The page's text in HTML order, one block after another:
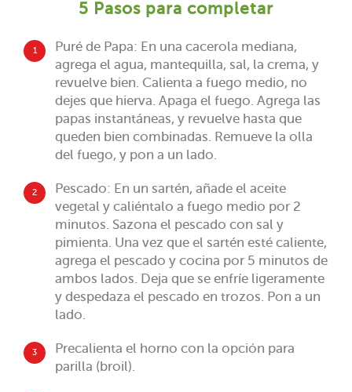
5 Pasos para completar
1
Puré de Papa: En una cacerola mediana,
agrega el agua, mantequilla, sal, la crema, y
revuelve bien. Calienta a fuego medio, no
dejes que hierva. Apaga el fuego. Agrega las
papas instantáneas, y revuelve hasta que
queden bien combinadas. Remueve la olla
del fuego, y pon a un lado.
2
Pescado: En un sartén, añade el aceite
vegetal y caliéntalo a fuego medio por 2
minutos. Sazona el pescado con sal y
pimienta. Una vez que el sartén esté caliente,
agrega el pescado y cocina por 5 minutos de
ambos lados. Deja que se enfríe ligeramente
y despedaza el pescado en trozos. Pon a un
lado.
3
Precalienta el horno con la opción para
parilla (broil).